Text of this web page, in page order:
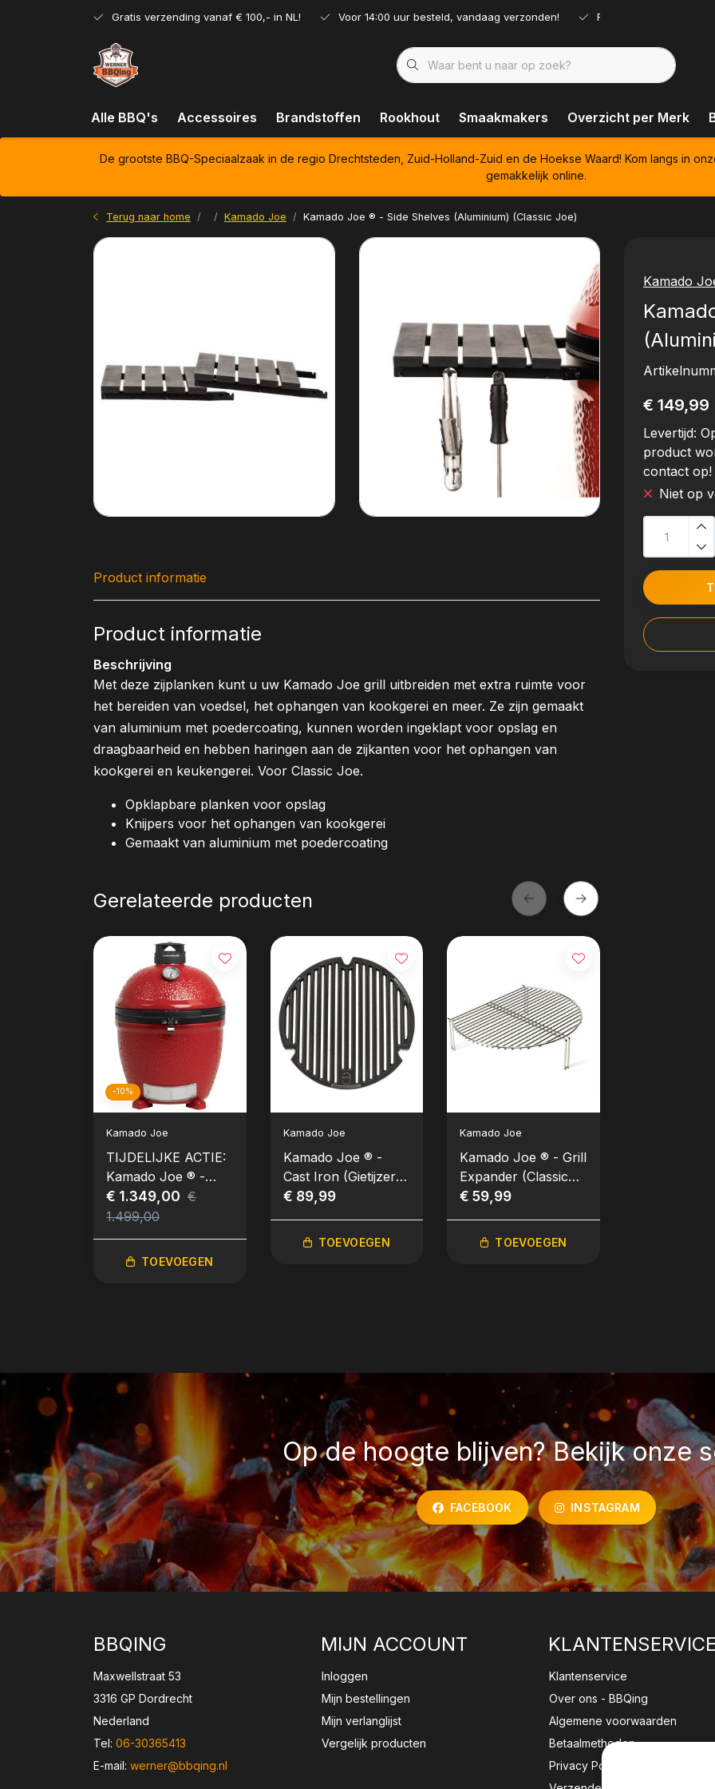
Gratis verzending vanaf € 100,- in NL! Voor 14:00 uur besteld, vandaag verzonden! Ruim assortiment!
Alle BBQ's Accessoires Brandstoffen Rookhout Smaakmakers Overzicht per Merk
De grootste BBQ-Speciaalzaak in de regio Drechtsteden, Zuid-Holland-Zuid en de Hoekse Waard! Kom langs in
gemakkelijk online.
Terug naar home Kamado Joe Kamado Joe ® - Side Shelves (Aluminium) (Classic Joe)
Kamado
€ 149,99
Levertijd:
product
contact op!
Niet op
Product informatie
Product informatie
Beschrijving
Met deze zijplanken kunt u uw Kamado Joe grill uitbreiden met extra ruimte voor
het bereiden van voedsel, het ophangen van kookgerei en meer. Ze zijn gemaakt
van aluminium met poedercoating, kunnen worden ingeklapt voor opslag en
draagbaarheid en hebben haringen aan de zijkanten voor het ophangen van
kookgerei en keukengerei. Voor Classic Joe.
Opklapbare planken voor opslag
Knijpers voor het ophangen van kookgerei
Gemaakt van aluminium met poedercoating
Gerelateerde producten
-10%
Kamado Joe
TIJDELIJKE ACTIE:
Kamado Joe ® -
Classic II - Inbouw
€ 1.349,00 €
1.499,00
TOEVOEGEN
Kamado Joe
Kamado Joe ® -
Cast Iron (Gietijzer)
Cooking Grate (Joe
€ 89,99
TOEVOEGEN
Kamado Joe
Kamado Joe ® - Grill
Expander (Classic
Joe)
€ 59,99
TOEVOEGEN
Op de hoogte blijven? Bekijk onze
FACEBOOK INSTAGRAM
BBQING
Maxwellstraat 53
3316 GP Dordrecht
Nederland
Tel: 06-30365413
E-mail: werner@bbqing.nl
MIJN ACCOUNT
Inloggen
Mijn bestellingen
Mijn verlanglijst
Vergelijk producten
KLANTENSERVICE
Klantenservice
Over ons - BBQing
Algemene voorwaarden
Betaalmethoden
Privacy Policy